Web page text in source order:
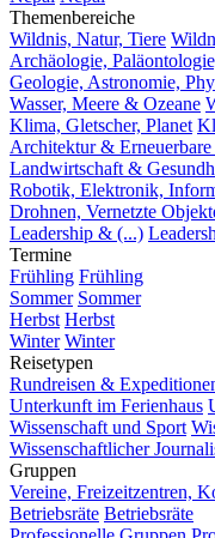
Themenbereiche
Wildnis, Natur, Tiere
Archäologie,
Geologie, Astronomie,
Wasser, Meere & Ozeane
Klima, Gletscher, Planet
Architektur & Erneuerbare
Landwirtschaft &
Robotik, Elektronik,
Drohnen, Vernetzte
Leadership & (...)
Termine
Frühling Frühling
Sommer Sommer
Herbst Herbst
Winter Winter
Reisetypen
Rundreisen &
Unterkunft im Ferienhaus
Wissenschaft und Sport
Wissenschaftlicher
Gruppen
Vereine, Freizeitzentren,
Betriebsräte Betriebsräte